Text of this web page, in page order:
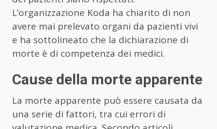
L’organizzazione Koda ha chiarito di non
avere mai prelevato organi da pazienti vivi
e ha sottolineato che la dichiarazione di
morte è di competenza dei medici.
Cause della morte apparente
La morte apparente può essere causata da
una serie di fattori, tra cui errori di